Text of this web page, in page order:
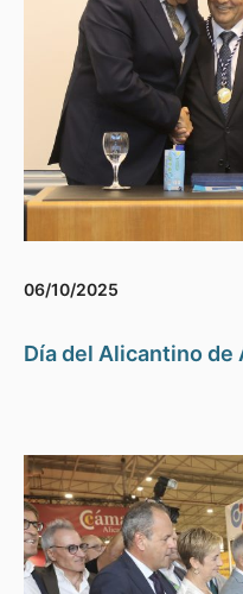
06/10/2025
Día del Alicantino de